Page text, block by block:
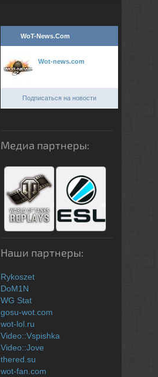
WoT-News.Com
Wot-news.com
Подписаться на новости
Медиа партнеры:
Наши партнеры:
Rykoszet
DoM1N
WG Stat
gosu-wot.com
wot-lol.ru
Video::Vspishka
Video::Jove
thered.su
wot-fan.com